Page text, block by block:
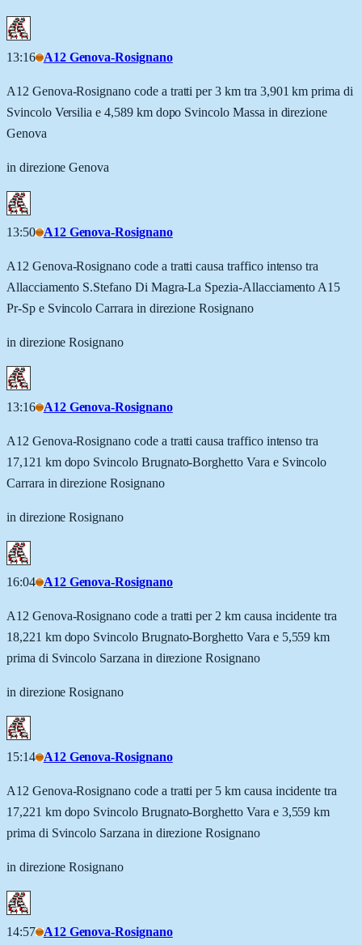
13:16 A12 Genova-Rosignano
A12 Genova-Rosignano code a tratti per 3 km tra 3,901 km prima di
Svincolo Versilia e 4,589 km dopo Svincolo Massa in direzione
Genova
in direzione Genova
13:50 A12 Genova-Rosignano
A12 Genova-Rosignano code a tratti causa traffico intenso tra
Allacciamento S.Stefano Di Magra-La Spezia-Allacciamento A15
Pr-Sp e Svincolo Carrara in direzione Rosignano
in direzione Rosignano
13:16 A12 Genova-Rosignano
A12 Genova-Rosignano code a tratti causa traffico intenso tra
17,121 km dopo Svincolo Brugnato-Borghetto Vara e Svincolo
Carrara in direzione Rosignano
in direzione Rosignano
16:04 A12 Genova-Rosignano
A12 Genova-Rosignano code a tratti per 2 km causa incidente tra
18,221 km dopo Svincolo Brugnato-Borghetto Vara e 5,559 km
prima di Svincolo Sarzana in direzione Rosignano
in direzione Rosignano
15:14 A12 Genova-Rosignano
A12 Genova-Rosignano code a tratti per 5 km causa incidente tra
17,221 km dopo Svincolo Brugnato-Borghetto Vara e 3,559 km
prima di Svincolo Sarzana in direzione Rosignano
in direzione Rosignano
14:57 A12 Genova-Rosignano